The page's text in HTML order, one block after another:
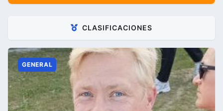
CLASIFICACIONES
GENERAL